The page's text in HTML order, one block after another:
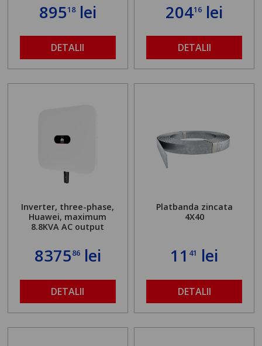
89518lei
DETALII
20416 lei
DETALII
Inverter, three-phase,
Huawei, maximum
8.8KVA AC output
837586lei
DETALII
Platbanda zincata
4X40
11 41 lei
DETALII